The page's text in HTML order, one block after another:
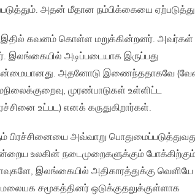
அதன் மீதான நம்பிக்கையை
இதில் கவனம் கொள்ள மறுக்கின்றனர். அவர்கள்
இலங்கையில் அடிப்படையாக இருப்பது
அதனோடு இணைந்ததாகவே
முரண்பாடுகள் உள்ளிட்ட
உட்பட) எனக் கருதுகிறார்கள்.
பிரச்சினையை அவ்வாறு
உலகின் நடைமுறைகளுக்கும்
இலங்கையில் அதிகாரத்துக்கு வெளியே
சமூகத்தினர் ஒடுக்குதலுக்குள்ளாக